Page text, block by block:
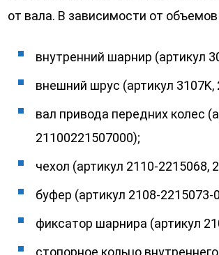
от вала. В зависимости от
внутренний шарнир (артикул
внешний шрус (артикул 3107K,
вал привода передних колес
21100221507000);
чехол (артикул 2110-2215068,
буфер (артикул 2108-2215073-
фиксатор шарнира (артикул
стопорное кольцо